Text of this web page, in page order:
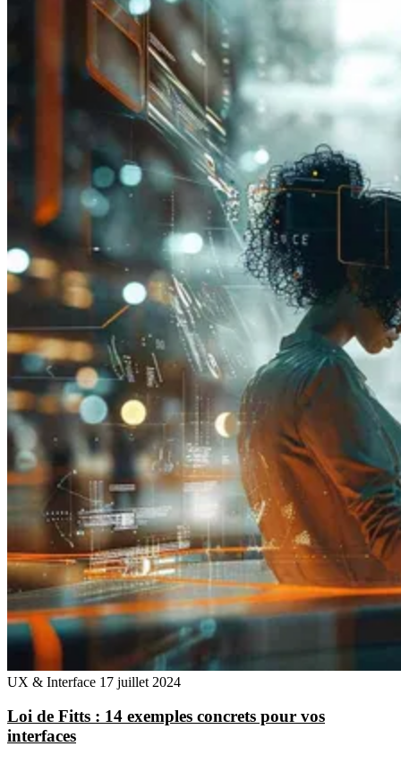
UX & Interface 17 juillet 2024
Loi de Fitts : 14 exemples concrets pour vos
interfaces